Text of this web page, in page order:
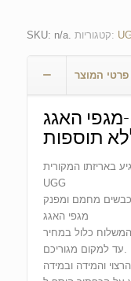
SKU: n/a. קטגוריות:
פרטי המוצר
מגפי האגג-UGG. משלוח חינם עד
תוספות
UGG
מחמם ומפנק
מגפי האגג
כלול במחיר
עד למקום מגוריכם.
והמידה ובמידה